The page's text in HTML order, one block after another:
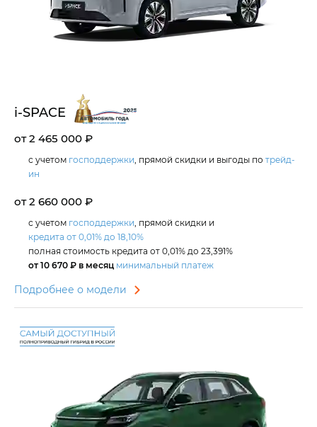
i‑SPACE
от 2 465 000 ₽
с учетом господдержки , прямой скидки и выгоды по трейд-
ин
от 2 660 000 ₽
с учетом господдержки , прямой скидки и
кредита от 0,01% до 18,10%
полная стоимость кредита от 0,01% до 23,391%
от 10 670 ₽ в месяц минимальный платеж
Подробнее о модели